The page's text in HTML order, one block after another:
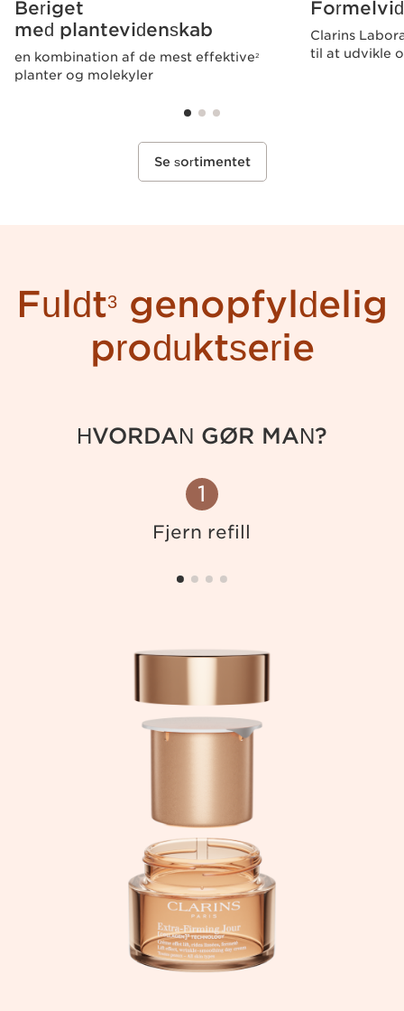
Beriget
med plantevidenskab
en kombination af de mest effektive2
planter og molekyler
Clarins
til at udvikle
Se sortimentet
Fuldt3
genopfyldelig
produktserie
HVORDAN GØR MAN?
1
Fjern refill